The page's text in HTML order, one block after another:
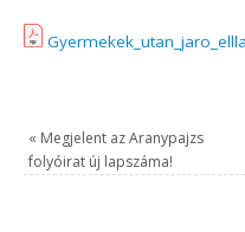
« Megjelent az Aranypajzs
folyóirat új lapszáma!